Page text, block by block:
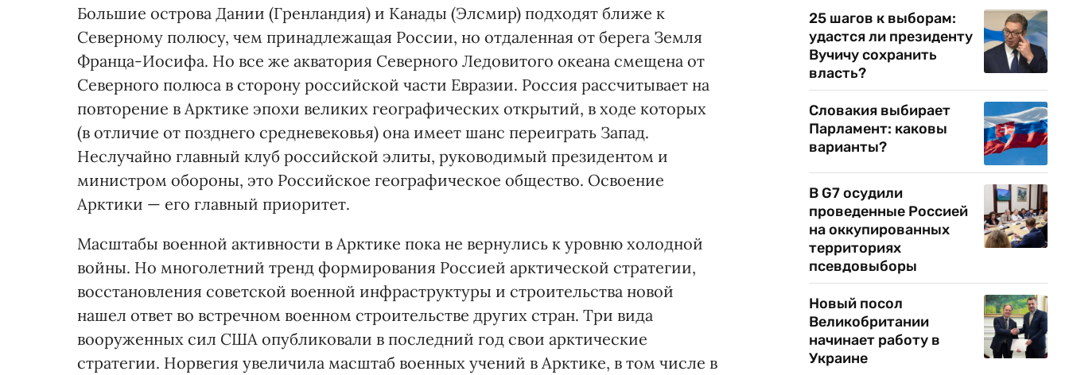
Большие острова Дании (Гренландия) и Канады (Элсмир) подходят ближе к
Северному полюсу, чем принадлежащая России, но отдаленная от берега Земля
Франца-Иосифа. Но все же акватория Северного Ледовитого океана смещена от
Северного полюса в сторону российской части Евразии. Россия рассчитывает на
повторение в Арктике эпохи великих географических открытий, в ходе которых
(в отличие от позднего средневековья) она имеет шанс переиграть Запад.
Неслучайно главный клуб российской элиты, руководимый президентом и
министром обороны, это Российское географическое общество. Освоение
Арктики — его главный приоритет.
Масштабы военной активности в Арктике пока не вернулись к уровню холодной
войны. Но многолетний тренд формирования Россией арктической стратегии,
восстановления советской военной инфраструктуры и строительства новой
нашел ответ во встречном военном строительстве других стран. Три вида
вооруженных сил США опубликовали в последний год свои арктические
стратегии. Норвегия увеличила масштаб военных учений в Арктике, в том числе в
25 шагов к выборам:
удастся ли президенту
Вучичу сохранить
власть?
Словакия выбирает
Парламент: каковы
варианты?
В G7 осудили
проведенные Россией
на оккупированных
территориях
псевдовыборы
Новый посол
Великобритании
начинает работу в
Украине